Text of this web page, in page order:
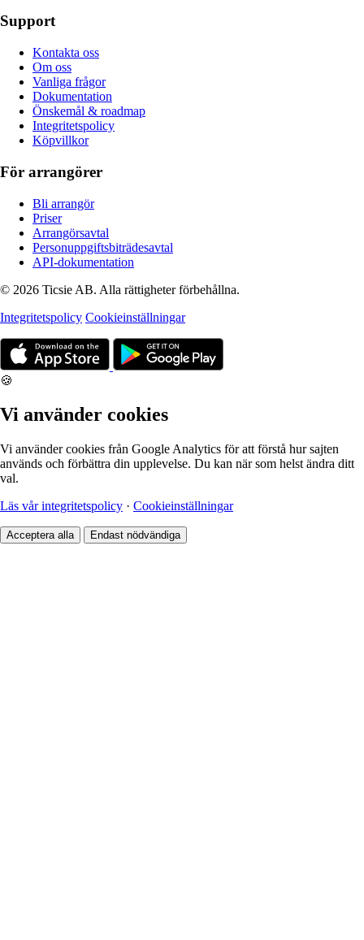
Support
Kontakta oss
Om oss
Vanliga frågor
Dokumentation
Önskemål & roadmap
Integritetspolicy
Köpvillkor
För arrangörer
Bli arrangör
Priser
Arrangörsavtal
Personuppgiftsbiträdesavtal
API-dokumentation
© 2026 Ticsie AB. Alla rättigheter förbehållna.
Integritetspolicy Cookieinställningar
🍪
Vi använder cookies
Vi använder cookies från Google Analytics för att förstå hur sajten
används och förbättra din upplevelse. Du kan när som helst ändra ditt
val.
Läs vår integritetspolicy · Cookieinställningar
Acceptera alla Endast nödvändiga